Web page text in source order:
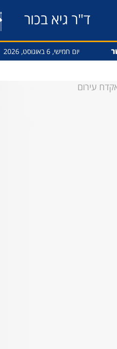
ד"ר גיא בכור
יום חמישי, 6 באוגוסט, 2026